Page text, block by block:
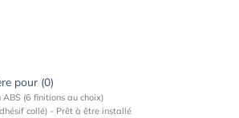
pour (0)
(6 finitions au choix)
collé) - Prêt à être installé